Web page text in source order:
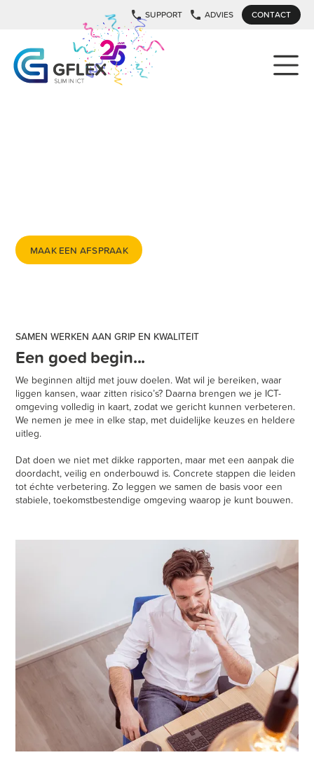
SUPPORT ADVIES CONTACT
MAAK EEN AFSPRAAK
SAMEN WERKEN AAN GRIP EN KWALITEIT
Een goed begin...
We beginnen altijd met jouw doelen. Wat wil je bereiken, waar
liggen kansen, waar zitten risico’s? Daarna brengen we je ICT-
omgeving volledig in kaart, zodat we gericht kunnen verbeteren.
We nemen je mee in elke stap, met duidelijke keuzes en heldere
uitleg.
Dat doen we niet met dikke rapporten, maar met een aanpak die
doordacht, veilig en onderbouwd is. Concrete stappen die leiden
tot échte verbetering. Zo leggen we samen de basis voor een
stabiele, toekomstbestendige omgeving waarop je kunt bouwen.